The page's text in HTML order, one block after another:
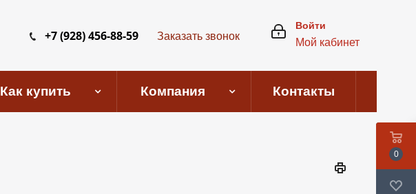
Войти
Мой кабинет
+7 (928) 456-88-59 Заказать звонок
Как купить Компания Контакты
0